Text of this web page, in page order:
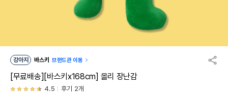
강아지 바스키 브랜드관 이동
[무료배송][바스키x168cm] 올리 장난감
4.5 후기 2개